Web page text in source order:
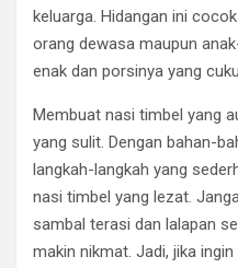
keluarga. Hidangan ini
orang dewasa maupun
enak dan porsinya yang
Membuat nasi timbel yang
yang sulit. Dengan bahan-
langkah-langkah yang
nasi timbel yang lezat.
sambal terasi dan lalapan
makin nikmat. Jadi, jika